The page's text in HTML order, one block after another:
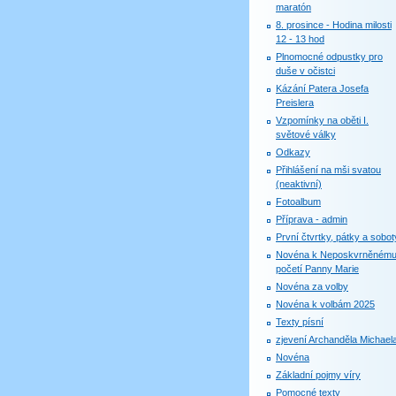
maratón
8. prosince - Hodina milosti
12 - 13 hod
Plnomocné odpustky pro
duše v očistci
Kázání Patera Josefa
Preislera
Vzpomínky na oběti I.
světové války
Odkazy
Přihlášení na mši svatou
(neaktivní)
Fotoalbum
Příprava - admin
První čtvrtky, pátky a
Novéna k Neposkvrněnému
početí Panny Marie
Novéna za volby
Novéna k volbám 2025
Texty písní
zjevení Archanděla
Novéna
Základní pojmy víry
Pomocné texty